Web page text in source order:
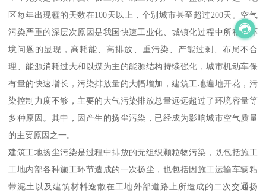
区每年出现霾的天数在100天以上，个别城市甚至超过200天。空气
污染严重的深层次原因是我国快速工业化、城镇化过程中所积累环
境问题的显现，高耗能、高排放、重污染、产能过剩、布局不合
理、能源消耗过大和以煤为主的能源结构持续强化，城市机动车保
有量的快速增长，污染排放量的大幅增加，建筑工地遍地开花，污
染控制力度不够，主要的大气污染排放总量远远超过了环境容量等
多种原因。其中，因产生的扬尘污染，已经成为影响城市空气质量
的主要原因之一。
建筑工地扬尘污染是过程中排放的无组织颗粒物污染，既包括施工
工地内部各种施工环节造成的一次扬尘，也包括因施工运输车辆粘
带泥土以及建筑材料逸散在工地外部道路上所造成的二次交通扬